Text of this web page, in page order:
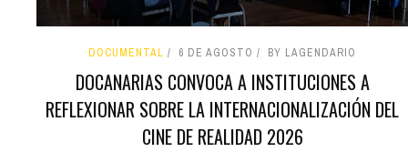
DOCUMENTAL 6 DE AGOSTO BY LAGENDARIO
DOCANARIAS CONVOCA A INSTITUCIONES A
REFLEXIONAR SOBRE LA INTERNACIONALIZACIÓN DEL
CINE DE REALIDAD 2026